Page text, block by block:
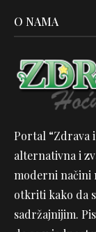
O NAMA
Portal “Zdrava
alternativna i
moderni načini
otkriti kako da
sadržajnijim.